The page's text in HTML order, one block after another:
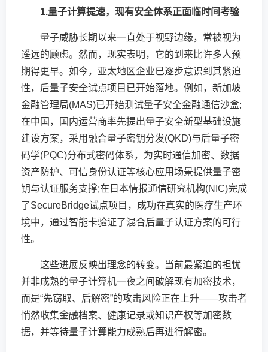
1.量子计算提速，现有安全体系正面临时间考验
量子威胁长期以来一直处于视野边缘，常被视为
遥远的顾虑。然而，现实表明，它的到来比许多人预
期得更早。如今，亚太地区企业已逐步意识到其紧迫
性，后量子安全试点项目已开始落地。例如，新加坡
金融管理局(MAS)已开始测试量子安全金融通信沙盒;
在中国，国内运营商率先提出量子安全新型基础设施
建设方案，采用融合量子密钥分发(QKD)与后量子密
码学(PQC)分布式密码体系，为实时通信加密、数据
资产防护、可信身份认证等核心应用场景提供量子密
钥与认证服务支撑;在日本情报通信研究机构(NIC)完成
了SecureBridge试点项目，成功在真实的医疗生产环
境中，通过智能卡验证了混合后量子认证方案的可行
性。
这些进展反映出理念的转变。当前最紧迫的担忧
并非成熟的量子计算机一夜之间破解现有加密技术，
而是“先窃取、后解密”的攻击风险正在上升——攻击者
悄然收集金融档案、健康记录或知识产权等加密数
据，并等待量子计算能力成熟后再进行解密。